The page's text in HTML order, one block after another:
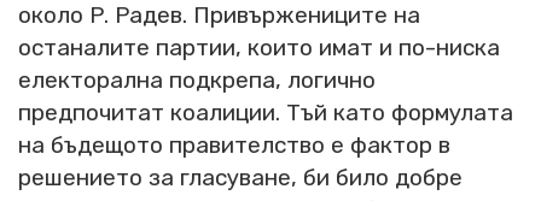
около Р. Радев. Привържениците на
останалите партии, които имат и по-ниска
електорална подкрепа, логично
предпочитат коалиции. Тъй като формулата
на бъдещото правителство е фактор в
решението за гласуване, би било добре